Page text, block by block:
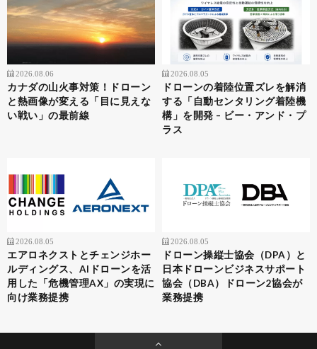
2026.08.06
カナダの山火事対策！ドローン
と熱画像が変える「目に見えな
い戦い」の最前線
2026.08.05
ドローンの着陸位置ズレを解消
する「自動センタリング着陸機
構」を開発 – ビー・アンド・プ
ラス
2026.08.05
エアロネクストとチェンジホー
ルディングス、AIドローンを活
用した「危機管理AX」の実現に
向け業務提携
2026.08.05
ドローン操縦士協会（DPA）と
日本ドローンビジネスサポート
協会（DBA）ドローン2協会が
業務提携